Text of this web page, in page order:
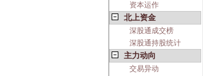
资本运作
北上资金
深股通成交榜
深股通持股统计
主力动向
交易异动